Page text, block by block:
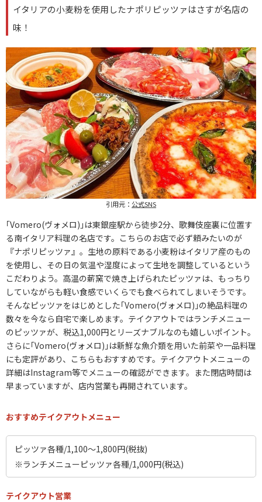
イタリアの小麦粉を使用したナポリピッツァはさすが名店の
味！
引用元： 公式SNS
｢Vomero(ヴォメロ)｣は東銀座駅から徒歩2分、歌舞伎座裏に位置す
る南イタリア料理の名店です。こちらのお店で必ず頼みたいのが
『ナポリピッツァ』。生地の原料である小麦粉はイタリア産のもの
を使用し、その日の気温や湿度によって生地を調整しているという
こだわりよう。高温の薪窯で焼き上げられたピッツァは、もっちり
していながらも軽い食感でいくらでも食べられてしまいそうです。
そんなピッツァをはじめとした｢Vomero(ヴォメロ)｣の絶品料理の
数々を今なら自宅で楽しめます。テイクアウトではランチメニュー
のピッツァが、税込1,000円とリーズナブルなのも嬉しいポイント。
さらに｢Vomero(ヴォメロ)｣は新鮮な魚介類を用いた前菜や一品料理
にも定評があり、こちらもおすすめです。テイクアウトメニューの
詳細はInstagram等でメニューの確認ができます。また閉店時間は
早まっていますが、店内営業も再開されています。
おすすめテイクアウトメニュー
ピッツァ各種/1,100～1,800円(税抜)
※ランチメニューピッツァ各種/1,000円(税込)
テイクアウト営業